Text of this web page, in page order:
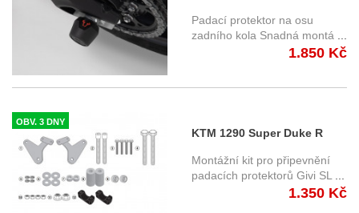
Adventure / R, S, T (13-) -
slidery na zadní osu SW-
Padací protektor na osu
zadního kola Snadná montá
1.850 Kč
OBV. 3 DNY
KTM 1290 Super Duke R
(17-) kit pro montáž
padacích protektorů
Montážní kit pro připevnění
padacích protektorů Givi SL
1.350 Kč